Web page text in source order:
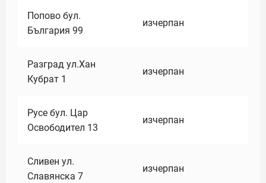
Попово бул.
България 99
изчерпан
Разград ул.Хан
Кубрат 1
изчерпан
Русе бул. Цар
Освободител 13
изчерпан
Сливен ул.
Славянска 7
изчерпан